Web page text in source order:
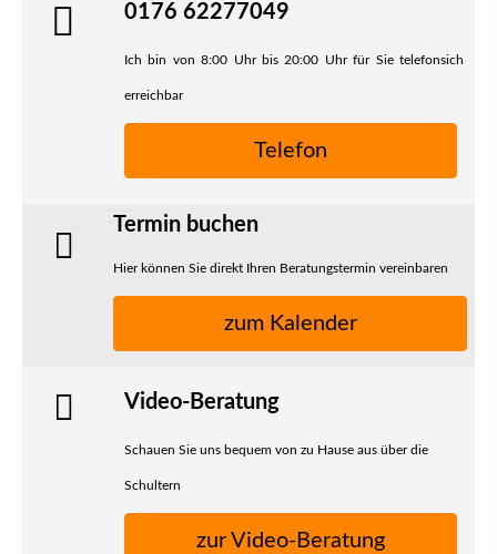
0176 62277049
Ich bin von 8:00 Uhr bis 20:00 Uhr für Sie telefonsich
erreichbar
Telefon
Termin buchen
Hier können Sie direkt Ihren Beratungstermin vereinbaren
zum Kalender
Video-Beratung
Schauen Sie uns bequem von zu Hause aus über die
Schultern
zur Video-Beratung